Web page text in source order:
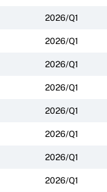
2026/Q1
2026/Q1
2026/Q1
2026/Q1
2026/Q1
2026/Q1
2026/Q1
2026/Q1